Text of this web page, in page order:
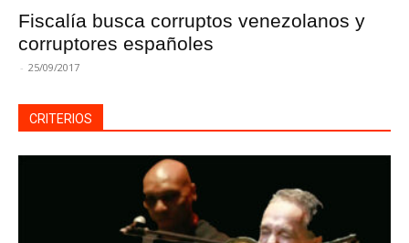
Fiscalía busca corruptos venezolanos y
corruptores españoles
- 25/09/2017
CRITERIOS